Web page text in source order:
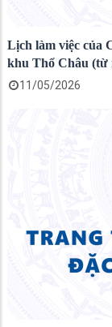
Lịch làm việc của
khu Thổ Châu (từ
11/05/2026